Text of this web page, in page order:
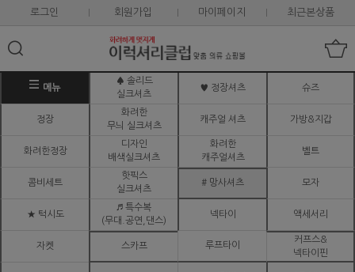
로그인 회원가입 마이페이지 최근본상품
메뉴
♠ 솔리드
실크셔츠
♥ 정장셔츠 슈즈
정장
화려한
무늬 실크셔츠
캐주얼 셔츠 가방&지갑
화려한정장
디자인
배색실크셔츠
화려한
캐주얼셔츠
벨트
콤비세트
핫픽스
실크셔츠
# 망사셔츠 모자
★ 턱시도
♬ 특수복
(무대.공연,댄스)
넥타이 액세서리
자켓 스카프 루프타이
커프스&
넥타이핀